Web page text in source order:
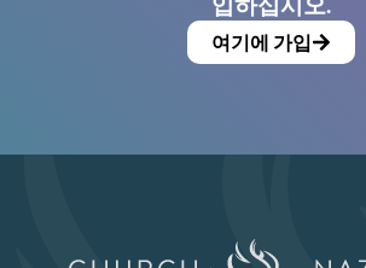
여기에 가입